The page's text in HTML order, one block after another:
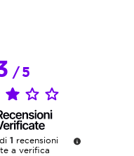
/5
1 recensioni
a verifica